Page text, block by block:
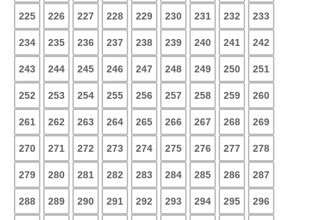
225 226 227 228 229 230 231 232 233
234 235 236 237 238 239 240 241 242
243 244 245 246 247 248 249 250 251
252 253 254 255 256 257 258 259 260
261 262 263 264 265 266 267 268 269
270 271 272 273 274 275 276 277 278
279 280 281 282 283 284 285 286 287
288 289 290 291 292 293 294 295 296